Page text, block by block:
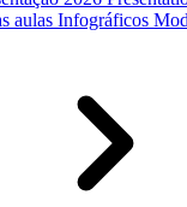
aulas Infográficos